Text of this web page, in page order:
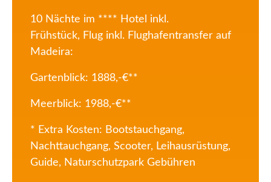
10 Nächte im **** Hotel inkl.
Frühstück, Flug inkl. Flughafentransfer auf
Madeira:
Gartenblick: 1888,-€**
Meerblick: 1988,-€**
* Extra Kosten: Bootstauchgang,
Nachttauchgang, Scooter, Leihausrüstung,
Guide, Naturschutzpark Gebühren